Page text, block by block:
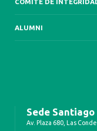
ALUMNI
Sede Santiago
Av. Plaza 680, Las